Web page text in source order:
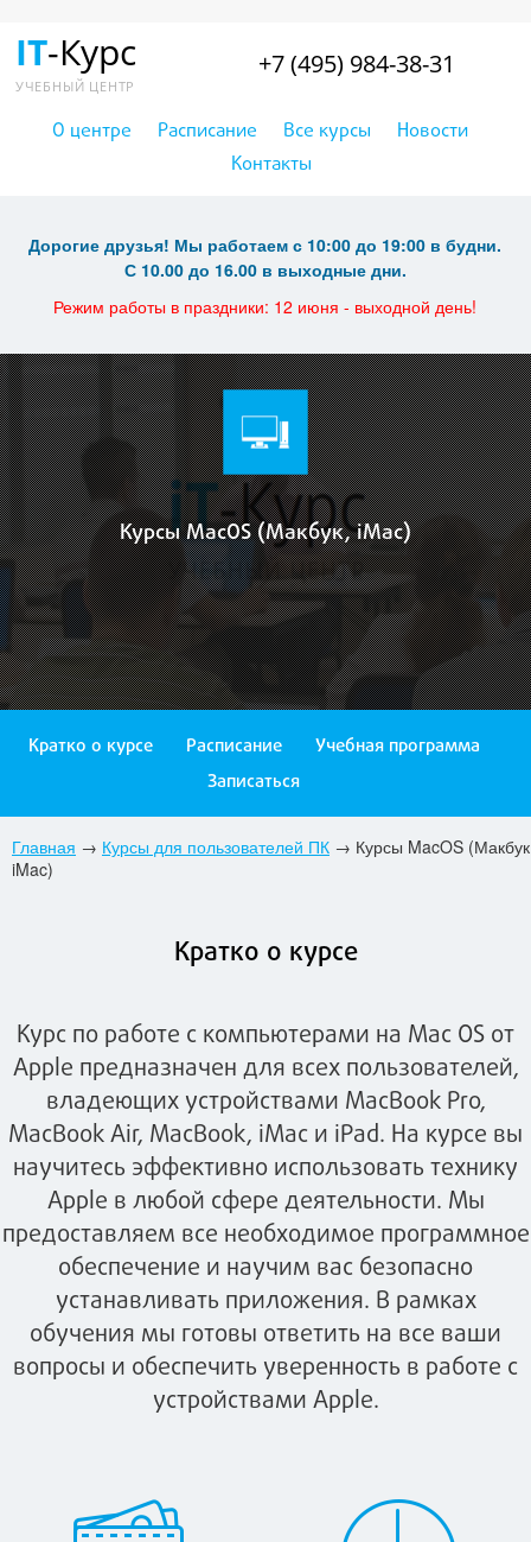
IT-Курс
УЧЕБНЫЙ ЦЕНТР
О центре Расписание Все курсы
Новости
Контакты
+7 (495) 984-38-31
Дорогие друзья! Мы работаем с 10:00 до 19:00 в будни.
С 10.00 до 16.00 в выходные дни.
Режим работы в праздники: 12 июня - выходной день!
Курсы MacOS (Макбук, iMac)
Кратко о курсе Расписание
Учебная программа
Записаться
Главная → Курсы для пользователей ПК → Курсы MacOS
iMac)
Кратко о курсе
Курс по работе с компьютерами на Mac OS от
Apple предназначен для всех пользователей,
владеющих устройствами MacBook Pro,
MacBook Air, MacBook, iMac и iPad. На курсе вы
научитесь эффективно использовать технику
Apple в любой сфере деятельности. Мы
предоставляем все необходимое программное
обеспечение и научим вас безопасно
устанавливать приложения. В рамках
обучения мы готовы ответить на все ваши
вопросы и обеспечить уверенность в работе с
устройствами Apple.